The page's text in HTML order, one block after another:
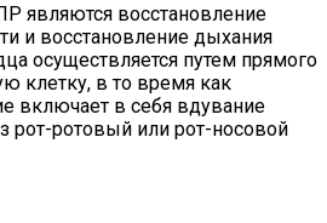
являются восстановление
и восстановление дыхания
осуществляется путем прямого
клетку, в то время как
включает в себя вдувание
рот-ротовый или рот-носовой